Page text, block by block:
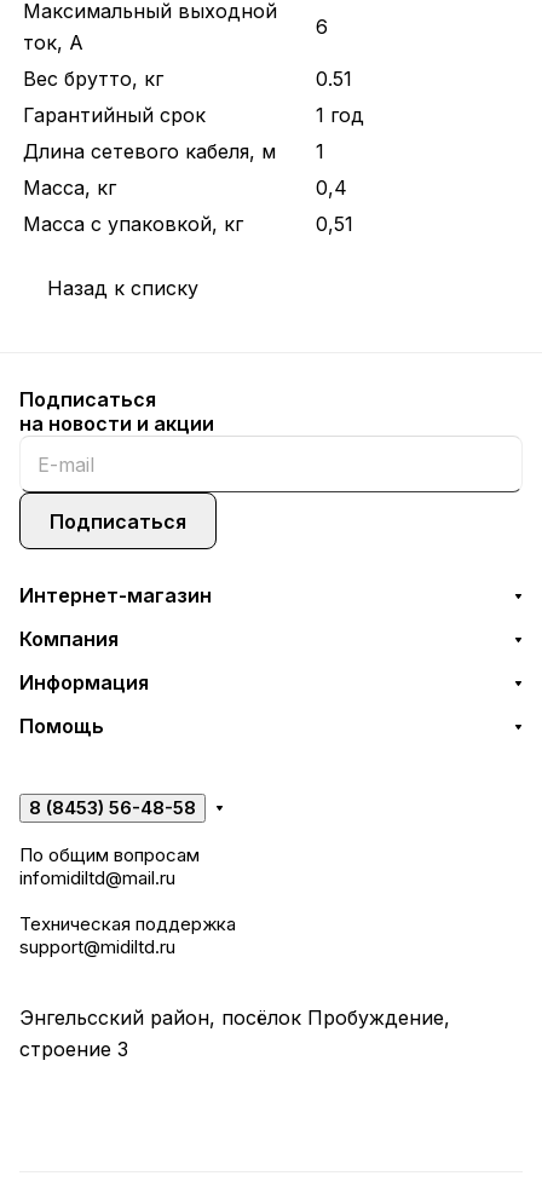
Максимальный выходной
ток, А
6
Вес брутто, кг
0.51
Гарантийный срок
1 год
Длина сетевого кабеля, м
1
Масса, кг
0,4
Масса с упаковкой, кг
0,51
Назад к списку
Подписаться
на новости и акции
Подписаться
Интернет-магазин
Компания
Информация
Помощь
8 (8453) 56-48-58
По общим вопросам
infomidiltd@mail.ru
Техническая поддержка
support@midiltd.ru
Энгельсский район, посёлок Пробуждение,
строение 3